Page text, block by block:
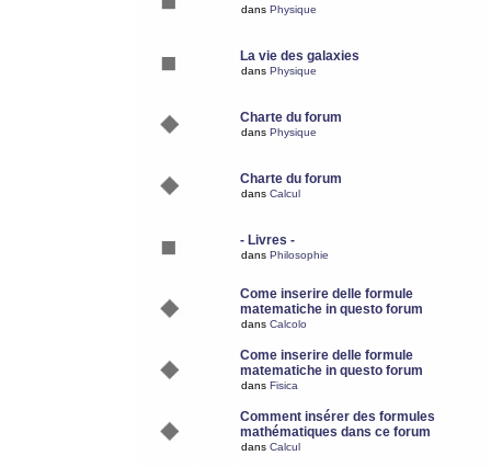
dans Physique
La vie des galaxies
dans Physique
Charte du forum
dans Physique
Charte du forum
dans Calcul
- Livres -
dans Philosophie
Come inserire delle formule
matematiche in questo forum
dans Calcolo
Come inserire delle formule
matematiche in questo forum
dans Fisica
Comment insérer des formules
mathématiques dans ce forum
dans Calcul